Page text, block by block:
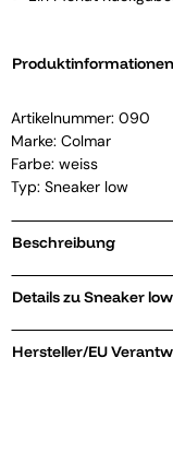
Produktinformationen
Artikelnummer: 090
Marke: Colmar
Farbe: weiss
Typ: Sneaker low
Beschreibung
Hersteller/EU